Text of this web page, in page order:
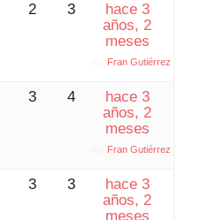
2 3
hace 3
años, 2
meses
Fran Gutiérrez
3 4
hace 3
años, 2
meses
Fran Gutiérrez
3 3
hace 3
años, 2
meses